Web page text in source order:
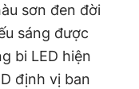
ngày 24.3.2020
Niên. Cấm sao
chấp thuận bằng văn
sơn đen đời
sáng được
bi LED hiện
định vị ban